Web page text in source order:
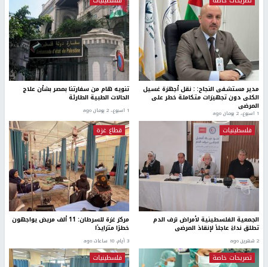
مدير مستشفى النجاح: : نقل أجهزة غسيل
الكلى دون تجهيزات متكاملة خطر على
المرضى
1 اسبوع.، 2 يومان ago
تنويه هام من سفارتنا بمصر بشأن علاج
الحالات الطبية الطارئة
1 اسبوع.، 2 يومان ago
فلسطينيات
الجمعية الفلسطينية لأمراض نزف الدم
تطلق نداءً عاجلاً لإنقاذ المرضى
2 شهرين ago
قطاع غزة
مركز غزة للسرطان: 11 ألف مريض يواجهون
خطرًا متزايدًا
3 أيام، 10 ساعات ago
تصريحات خاصة فلسطينيات